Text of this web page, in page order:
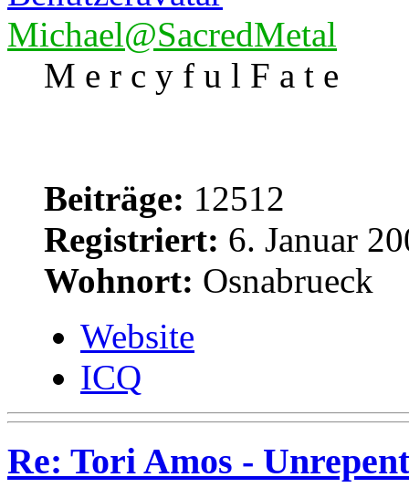
Michael@SacredMetal
M e r c y f u l F a t e
Beiträge: 12512
Registriert: 6. Januar
Wohnort: Osnabrueck
Website
ICQ
Re: Tori Amos -